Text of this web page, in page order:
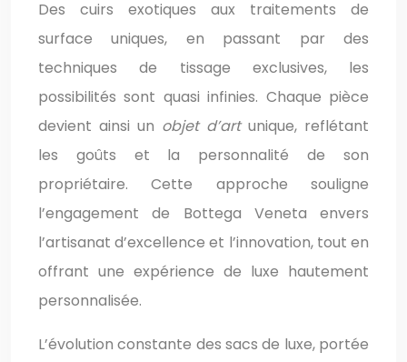
Des cuirs exotiques aux traitements de
surface uniques, en passant par des
techniques de tissage exclusives, les
possibilités sont quasi infinies. Chaque pièce
devient ainsi un objet d’art unique, reflétant
les goûts et la personnalité de son
propriétaire. Cette approche souligne
l’engagement de Bottega Veneta envers
l’artisanat d’excellence et l’innovation, tout en
offrant une expérience de luxe hautement
personnalisée.
L’évolution constante des sacs de luxe, portée